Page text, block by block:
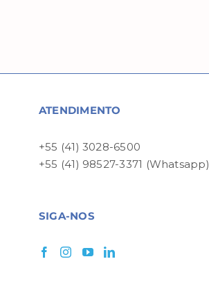
ATENDIMENTO
+55 (41) 3028-6500
+55 (41) 98527-3371 (Whatsapp)
SIGA-NOS